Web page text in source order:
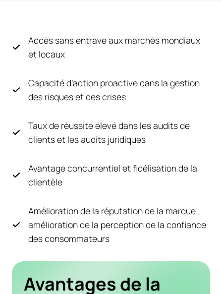
Accès sans entrave aux marchés mondiaux
et locaux
Capacité d’action proactive dans la gestion
des risques et des crises
Taux de réussite élevé dans les audits de
clients et les audits juridiques
Avantage concurrentiel et fidélisation de la
clientèle
Amélioration de la réputation de la marque ;
amélioration de la perception de la confiance
des consommateurs
Avantages de la